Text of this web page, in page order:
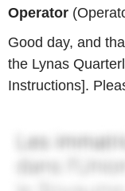
Operator
Good day, and
the Lynas
Instructions].